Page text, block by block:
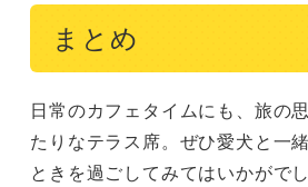
まとめ
日常のカフェタイムにも、旅の
たりなテラス席。ぜひ愛犬と一
ときを過ごしてみてはいかがでし